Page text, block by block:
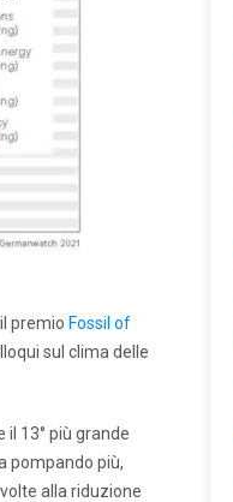
premio Fossil of
sul clima delle
13° più grande
pompando più,
alla riduzione